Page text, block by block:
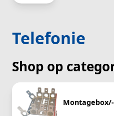
Telefonie
Shop op